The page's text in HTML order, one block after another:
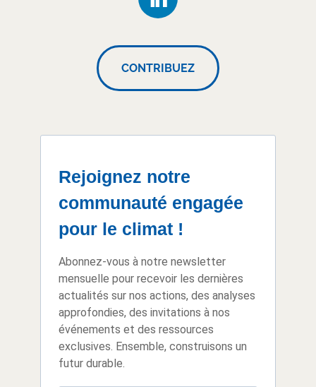
CONTRIBUEZ
Rejoignez notre
communauté engagée
pour le climat !
Abonnez-vous à notre newsletter
mensuelle pour recevoir les dernières
actualités sur nos actions, des analyses
approfondies, des invitations à nos
événements et des ressources
exclusives. Ensemble, construisons un
futur durable.